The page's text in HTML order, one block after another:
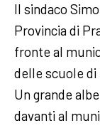
Il sindaco
Provincia di
fronte al
delle scuole
Un grande
davanti al